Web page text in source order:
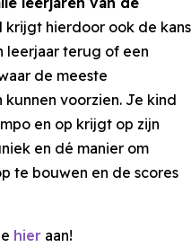
krijgt hierdoor ook de kans
leerjaar terug of een
de meeste
kunnen voorzien. Je kind
en op krijgt op zijn
en dé manier om
te bouwen en de scores
hier aan!